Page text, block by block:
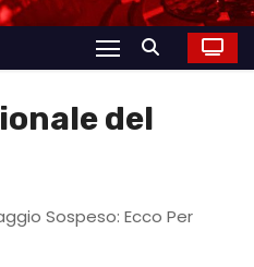
del
Sospeso: Ecco Per